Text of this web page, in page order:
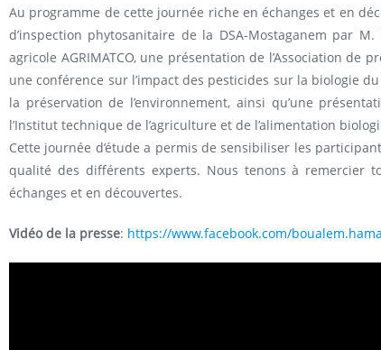
Au programme de cette journée riche en échanges et en
d’inspection phytosanitaire de la DSA-Mostaganem par
agricole AGRIMATCO, une présentation de l’Association
une conférence sur l’impact des pesticides sur la biologie
la préservation de l’environnement, ainsi qu’une
l’Institut technique de l’agriculture et de l’alimentation
Cette journée d’étude a permis de sensibiliser les
qualité des différents experts. Nous tenons à remercier
échanges et en découvertes.
Vidéo de la presse: https://www.facebook.com/